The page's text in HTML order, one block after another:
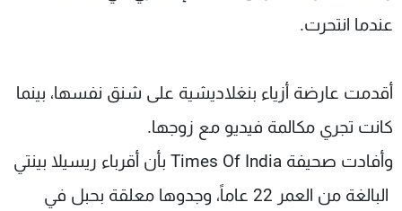
عندما انتحرت.
أقدمت عارضة أزياء بنغلاديشية على شنق نفسها، بينما
كانت تجري مكالمة فيديو مع زوجها.
وأفادت صحيفة Times Of India بأن أقرباء ريسيلا بينتي
البالغة من العمر 22 عاماً، وجدوها معلقة بحبل في